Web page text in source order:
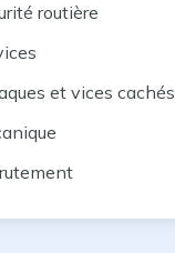
routière
et vices cachés